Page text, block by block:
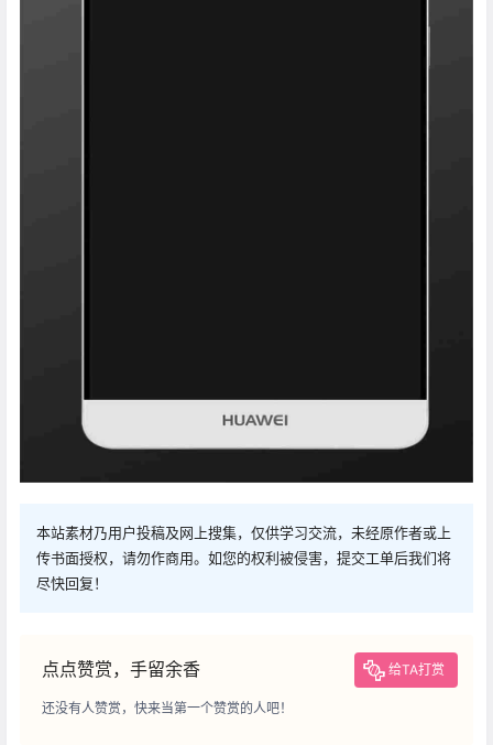
本站素材乃用户投稿及网上搜集，仅供学习交流，未经原作者或上
传书面授权，请勿作商用。如您的权利被侵害，提交工单后我们将
尽快回复！
点点赞赏，手留余香 给TA打赏
还没有人赞赏，快来当第一个赞赏的人吧！